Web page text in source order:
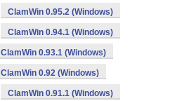
ClamWin 0.95.2 (Windows)
ClamWin 0.94.1 (Windows)
ClamWin 0.93.1 (Windows)
ClamWin 0.92 (Windows)
ClamWin 0.91.1 (Windows)